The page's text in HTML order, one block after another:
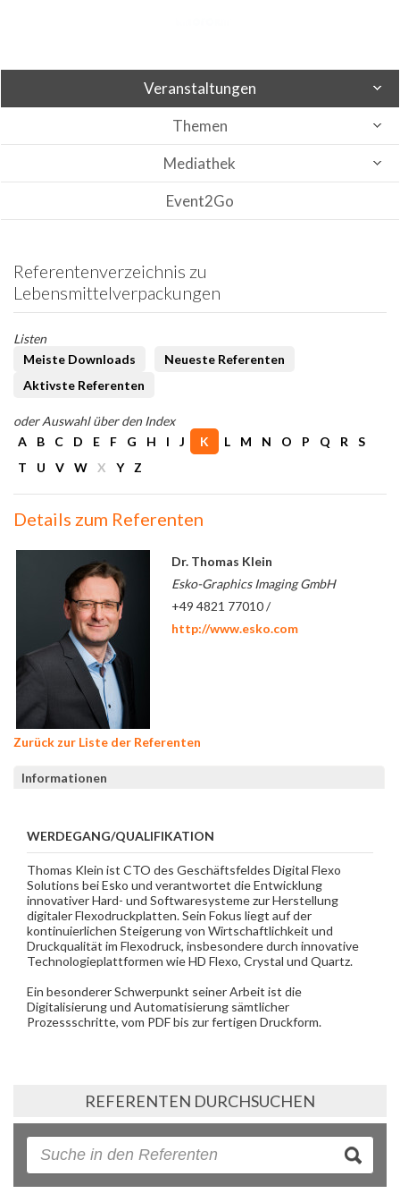
Veranstaltungen
Themen
Mediathek
Event2Go
Referentenverzeichnis zu
Lebensmittelverpackungen
Listen
Meiste Downloads
Neueste Referenten
Aktivste Referenten
oder Auswahl über den Index
A
B C D E F G H I J K L M N O P Q R
S
T
U V W X Y Z
Details zum Referenten
Dr. Thomas Klein
Esko-Graphics Imaging GmbH
+49 4821 77010 /
http://www.esko.com
Zurück zur Liste der Referenten
Informationen
WERDEGANG/QUALIFIKATION
Thomas Klein ist CTO des Geschäftsfeldes Digital Flexo
Solutions bei Esko und verantwortet die Entwicklung
innovativer Hard- und Softwaresysteme zur Herstellung
digitaler Flexodruckplatten. Sein Fokus liegt auf der
kontinuierlichen Steigerung von Wirtschaftlichkeit und
Druckqualität im Flexodruck, insbesondere durch innovative
Technologieplattformen wie HD Flexo, Crystal und Quartz.
Ein besonderer Schwerpunkt seiner Arbeit ist die
Digitalisierung und Automatisierung sämtlicher
Prozessschritte, vom PDF bis zur fertigen Druckform.
REFERENTEN DURCHSUCHEN